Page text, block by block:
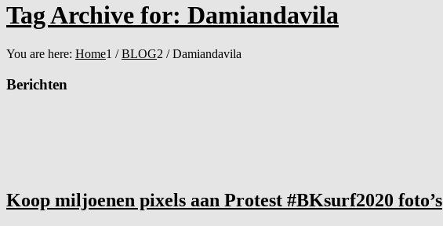
Tag Archive for: Damiandavila
You are here: Home1 / BLOG2 / Damiandavila
Berichten
Koop miljoenen pixels aan Protest #BKsurf2020 foto’s